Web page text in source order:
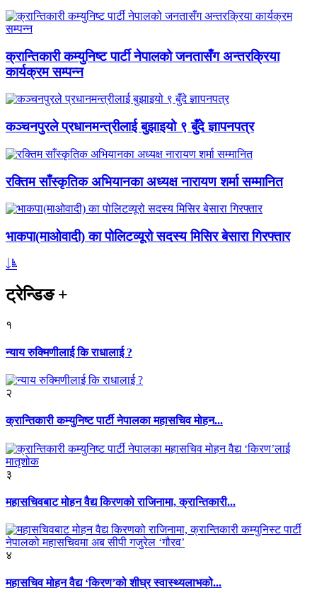
क्रान्तिकारी कम्युनिष्ट पार्टी नेपालको जनतासँग अन्तरक्रिया
कार्यक्रम सम्पन्न
कञ्चनपुरले प्रधानमन्त्रीलाई बुझाइयो ९ बुँदे ज्ञापनपत्र
रक्तिम साँस्कृतिक अभियानका अध्यक्ष नारायण शर्मा सम्मानित
भाकपा(माओवादी) का पोलिटव्यूरो सदस्य मिसिर बेसारा गिरफ्तार
ट्रेन्डिङ+
१
न्याय रुक्मिणीलाई कि राधालाई ?
२
क्रान्तिकारी कम्युनिष्ट पार्टी नेपालका महासचिव मोहन...
३
महासचिवबाट मोहन वैद्य किरणको राजिनामा, क्रान्तिकारी...
४
महासचिव मोहन वैद्य ‘किरण’को शीघ्र स्वास्थ्यलाभको...